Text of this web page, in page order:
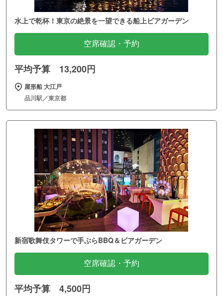
水上で乾杯！東京の絶景を一望できる船上ビアガーデン
空席確認・予約
平均予算 13,200円
屋形船 大江戸
品川駅／東京都
新宿歌舞伎タワーで手ぶらBBQ＆ビアガーデン
空席確認・予約
平均予算 4,500円